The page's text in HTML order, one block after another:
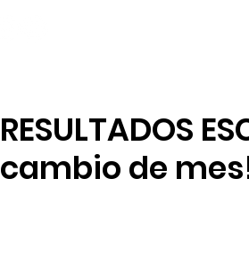
RESULTADOS
cambio de